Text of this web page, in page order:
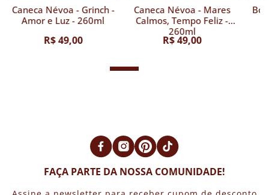
Caneca Névoa - Grinch -
Amor e Luz - 260ml
R$ 49,00
Caneca Névoa - Mares
Calmos, Tempo Feliz -
260ml
R$ 49,00
FAÇA PARTE DA NOSSA COMUNIDADE!